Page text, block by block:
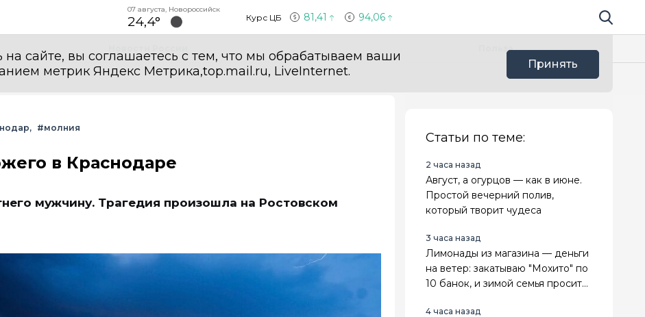
07 августа, Новороссийск
24,4° Курс ЦБ 81,41 94,06 Поиск по
на сайте, вы соглашаетесь с тем, что мы обрабатываем ваши
метрик Яндекс Метрика,top.mail.ru, LiveInternet.
Принять
Польза
#молния
в Краснодаре
мужчину. Трагедия произошла на Ростовском
Статьи по теме:
2 часа назад
Август, а огурцов — как в июне.
Простой вечерний полив,
который творит чудеса
3 часа назад
Лимонады из магазина — деньги
на ветер: закатываю "Мохито" по
10 банок, и зимой семья просит
4 часа назад